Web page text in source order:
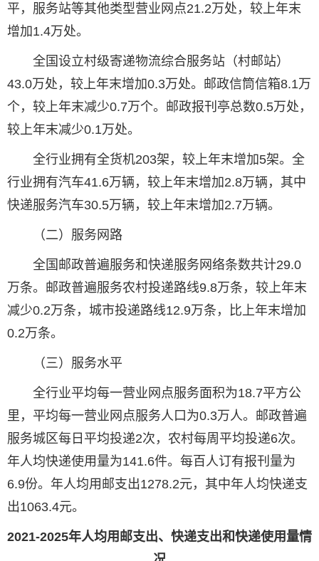
平，服务站等其他类型营业网点21.2万处，较上年末
增加1.4万处。
全国设立村级寄递物流综合服务站（村邮站）
43.0万处，较上年末增加0.3万处。邮政信筒信箱8.1万
个，较上年末减少0.7万个。邮政报刊亭总数0.5万处，
较上年末减少0.1万处。
全行业拥有全货机203架，较上年末增加5架。全
行业拥有汽车41.6万辆，较上年末增加2.8万辆，其中
快递服务汽车30.5万辆，较上年末增加2.7万辆。
（二）服务网路
全国邮政普遍服务和快递服务网络条数共计29.0
万条。邮政普遍服务农村投递路线9.8万条，较上年末
减少0.2万条，城市投递路线12.9万条，比上年末增加
0.2万条。
（三）服务水平
全行业平均每一营业网点服务面积为18.7平方公
里，平均每一营业网点服务人口为0.3万人。邮政普遍
服务城区每日平均投递2次，农村每周平均投递6次。
年人均快递使用量为141.6件。每百人订有报刊量为
6.9份。年人均用邮支出1278.2元，其中年人均快递支
出1063.4元。
2021-2025年人均用邮支出、快递支出和快递使用量情